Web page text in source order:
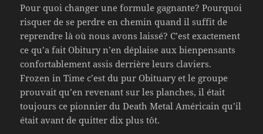
Pour quoi changer une formule gagnante? Pourquoi
risquer de se perdre en chemin quand il suffit de
reprendre là où nous avons laissé? C’est exactement
ce qu’a fait Obitury n’en déplaise aux bienpensants
confortablement assis derrière leurs claviers.
Frozen in Time c’est du pur Obituary et le groupe
prouvait qu’en revenant sur les planches, il était
toujours ce pionnier du Death Metal Américain qu’il
était avant de quitter dix plus tôt.